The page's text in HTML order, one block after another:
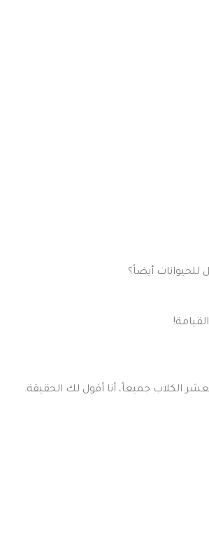
أيضاً؟
الكلاب جميعاً، أنا أقول لك الحقيقة.